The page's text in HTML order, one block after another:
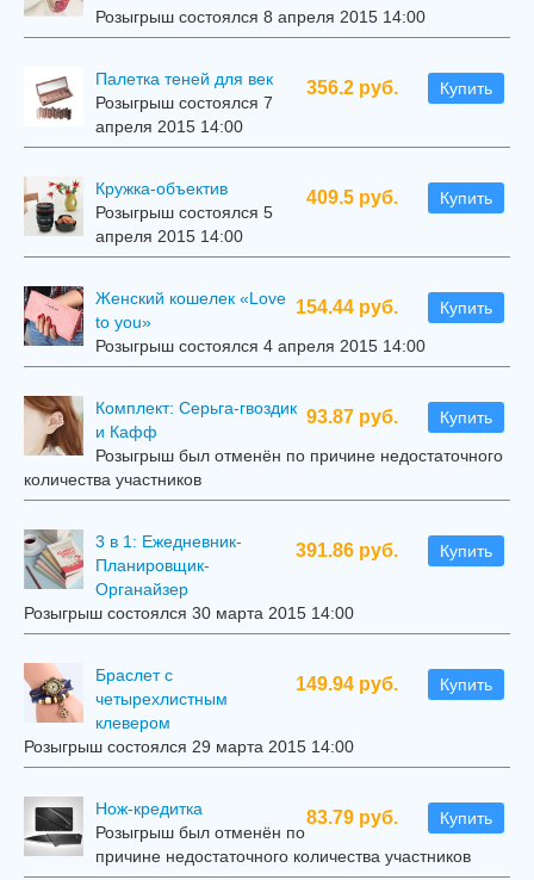
Розыгрыш состоялся 8 апреля 2015 14:00
356.2 руб. Купить
Палетка теней для век
Розыгрыш состоялся 7
апреля 2015 14:00
409.5 руб. Купить
Кружка-объектив
Розыгрыш состоялся 5
апреля 2015 14:00
154.44 руб. Купить
Женский кошелек «Love
to you»
Розыгрыш состоялся 4 апреля 2015 14:00
93.87 руб. Купить
Комплект: Серьга-гвоздик
и Кафф
Розыгрыш был отменён по причине недостаточного
количества участников
391.86 руб. Купить
3 в 1: Ежедневник-
Планировщик-
Органайзер
Розыгрыш состоялся 30 марта 2015 14:00
149.94 руб. Купить
Браслет с
четырехлистным
клевером
Розыгрыш состоялся 29 марта 2015 14:00
83.79 руб. Купить
Нож-кредитка
Розыгрыш был отменён по
причине недостаточного количества участников